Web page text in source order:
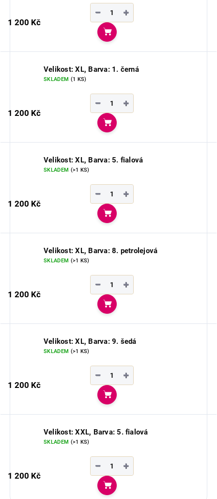
1 200 Kč
+
−
Do košíku
Velikost: XL, Barva: 1. černá
SKLADEM (1 KS)
1 200 Kč
+
−
Do košíku
Velikost: XL, Barva: 5. fialová
SKLADEM (>1 KS)
1 200 Kč
+
−
Do košíku
Velikost: XL, Barva: 8. petrolejová
SKLADEM (>1 KS)
1 200 Kč
+
−
Do košíku
Velikost: XL, Barva: 9. šedá
SKLADEM (>1 KS)
1 200 Kč
+
−
Do košíku
Velikost: XXL, Barva: 5. fialová
SKLADEM (>1 KS)
1 200 Kč
+
−
Do košíku